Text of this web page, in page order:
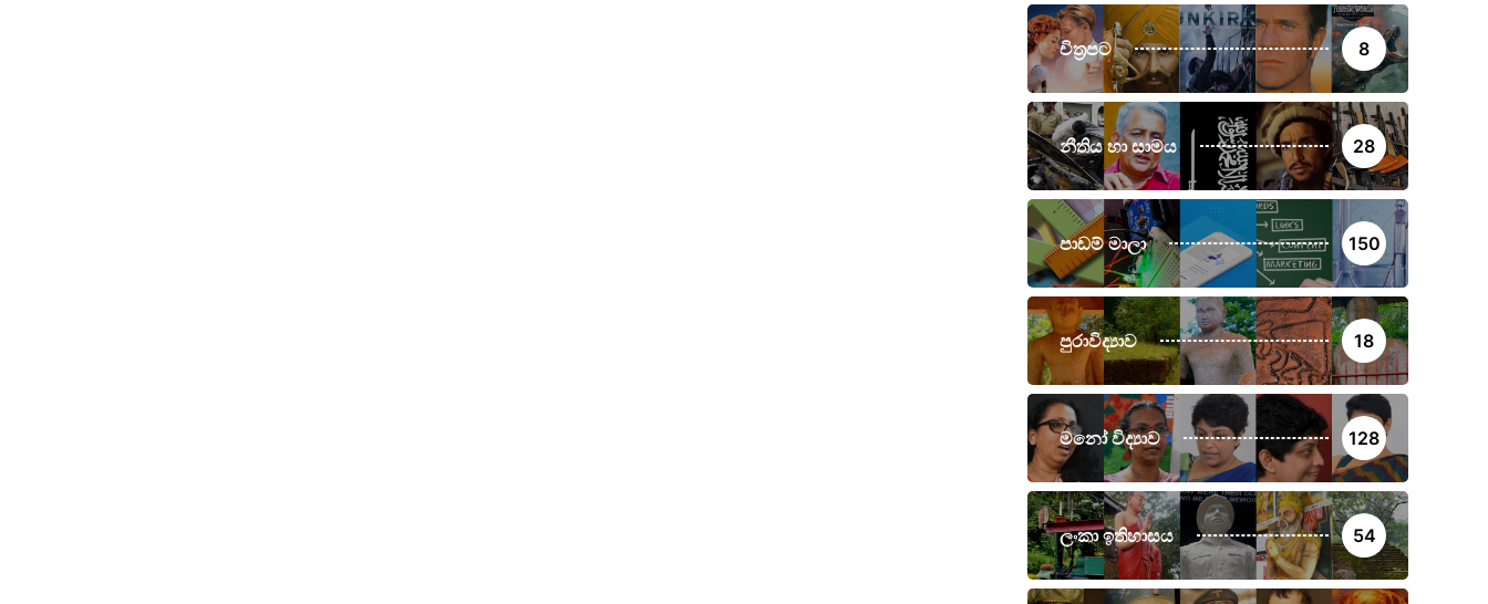
චිත්‍රපට 8
නීතිය හා සාමය 28
පාඩම් මාලා 150
පුරාවිද්‍යාව 18
මනෝ විද්‍යාව 128
ලංකා ඉතිහාසය 54